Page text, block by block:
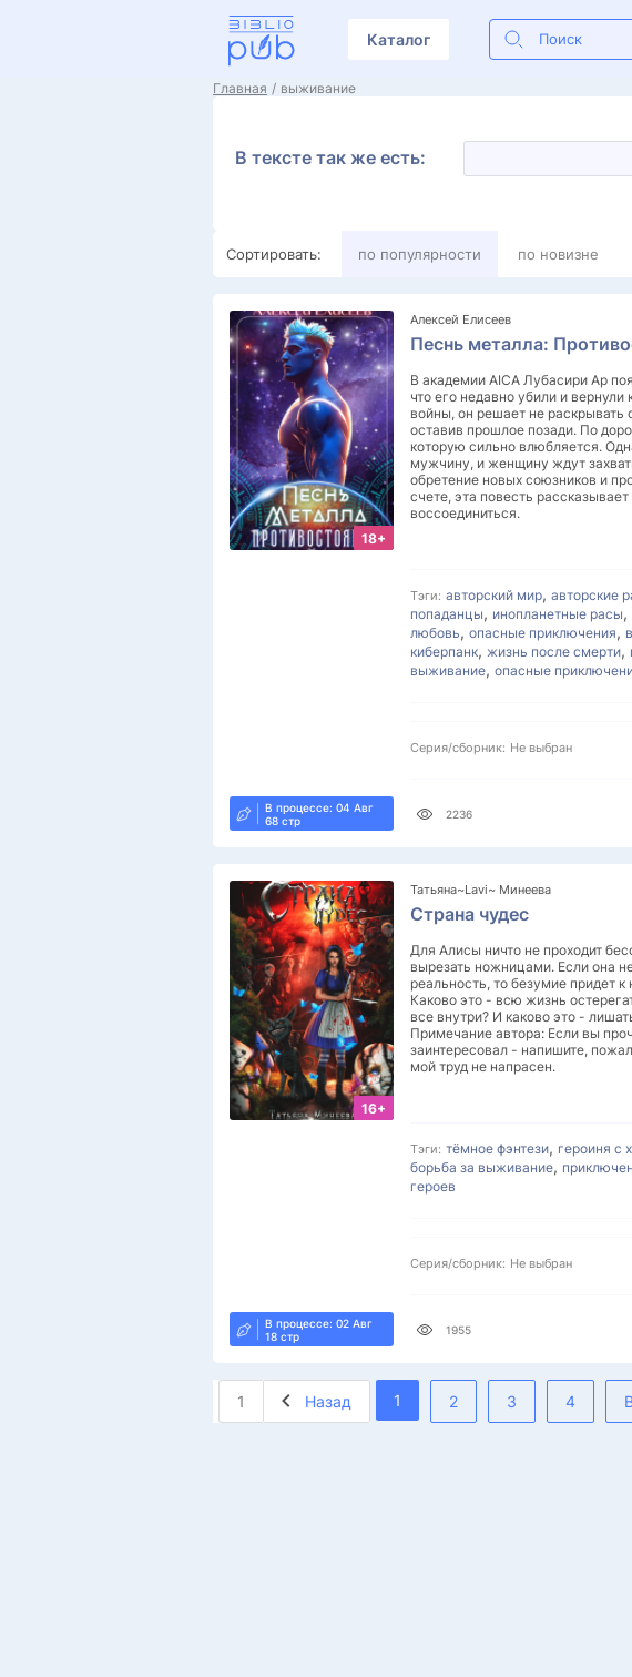
Каталог
Главная выживание
В тексте так же есть:
Сортировать: по популярности по новизне
18+
Алексей Елисеев
Песнь металла:
В академии AICA Лубасири Ар
что его недавно убили и
войны, он решает не
оставив прошлое позади. По
которую сильно влюбляется.
мужчину, и женщину ждут
обретение новых союзников и
счете, эта повесть
воссоединиться.
Тэги: авторский мир, авторские
попаданцы, инопланетные расы,
любовь, опасные приключения,
киберпанк, жизнь после смерти,
выживание, опасные
Серия/сборник: Не выбран
В процессе: 04 Авг
68 стр
2236
16+
Татьяна~Lavi~ Минеева
Страна чудес
Для Алисы ничто не проходит
вырезать ножницами. Если она
реальность, то безумие придет
Каково это - всю жизнь
все внутри? И каково это -
Примечание автора: Если вы
заинтересовал - напишите,
мой труд не напрасен.
Тэги: тёмное фэнтези, героиня с
борьба за выживание,
героев
Серия/сборник: Не выбран
В процессе: 02 Авг
18 стр
1955
1 Назад 1 2 3 4